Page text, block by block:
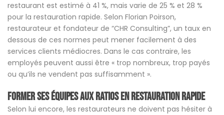
restaurant est estimé à 41 %, mais varie de 25 % et 28 %
pour la restauration rapide. Selon Florian Poirson,
restaurateur et fondateur de “CHR Consulting”, un taux en
dessous de ces normes peut mener facilement à des
services clients médiocres. Dans le cas contraire, les
employés peuvent aussi être « trop nombreux, trop payés
ou qu’ils ne vendent pas suffisamment ».
Former ses équipes aux ratios en restauration rapide
Selon lui encore, les restaurateurs ne doivent pas hésiter à